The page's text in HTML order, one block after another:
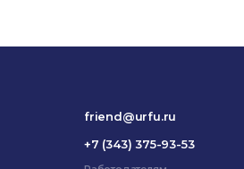
friend@urfu.ru
+7 (343) 375-93-53